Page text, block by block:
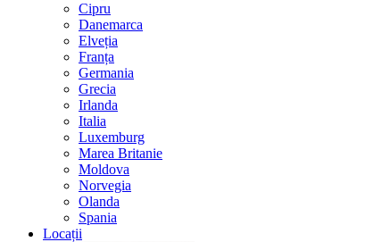
Cipru
Danemarca
Elveția
Franța
Germania
Grecia
Irlanda
Italia
Luxemburg
Marea Britanie
Moldova
Norvegia
Olanda
Spania
Locații